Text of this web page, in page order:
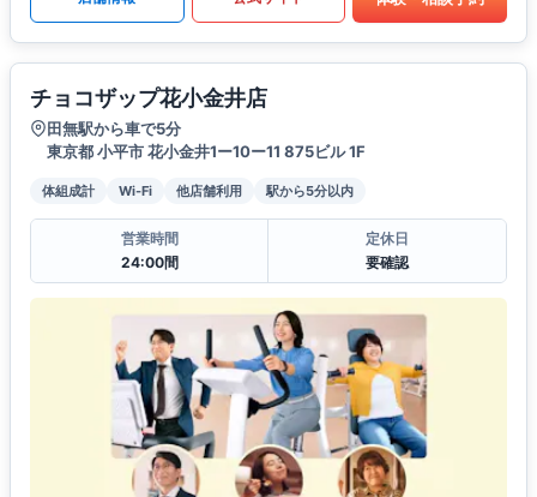
チョコザップ花小金井店
田無駅から車で5分
東京都 小平市 花小金井1ー10ー11 875ビル 1F
体組成計 Wi-Fi 他店舗利用 駅から5分以内
営業時間
24:00間
定休日
要確認